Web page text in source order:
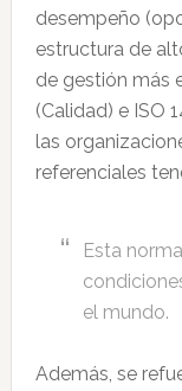
desempeño
estructura de
de gestión más
(Calidad) e ISO
las
referenciales
Esta
el mundo.
Además, se